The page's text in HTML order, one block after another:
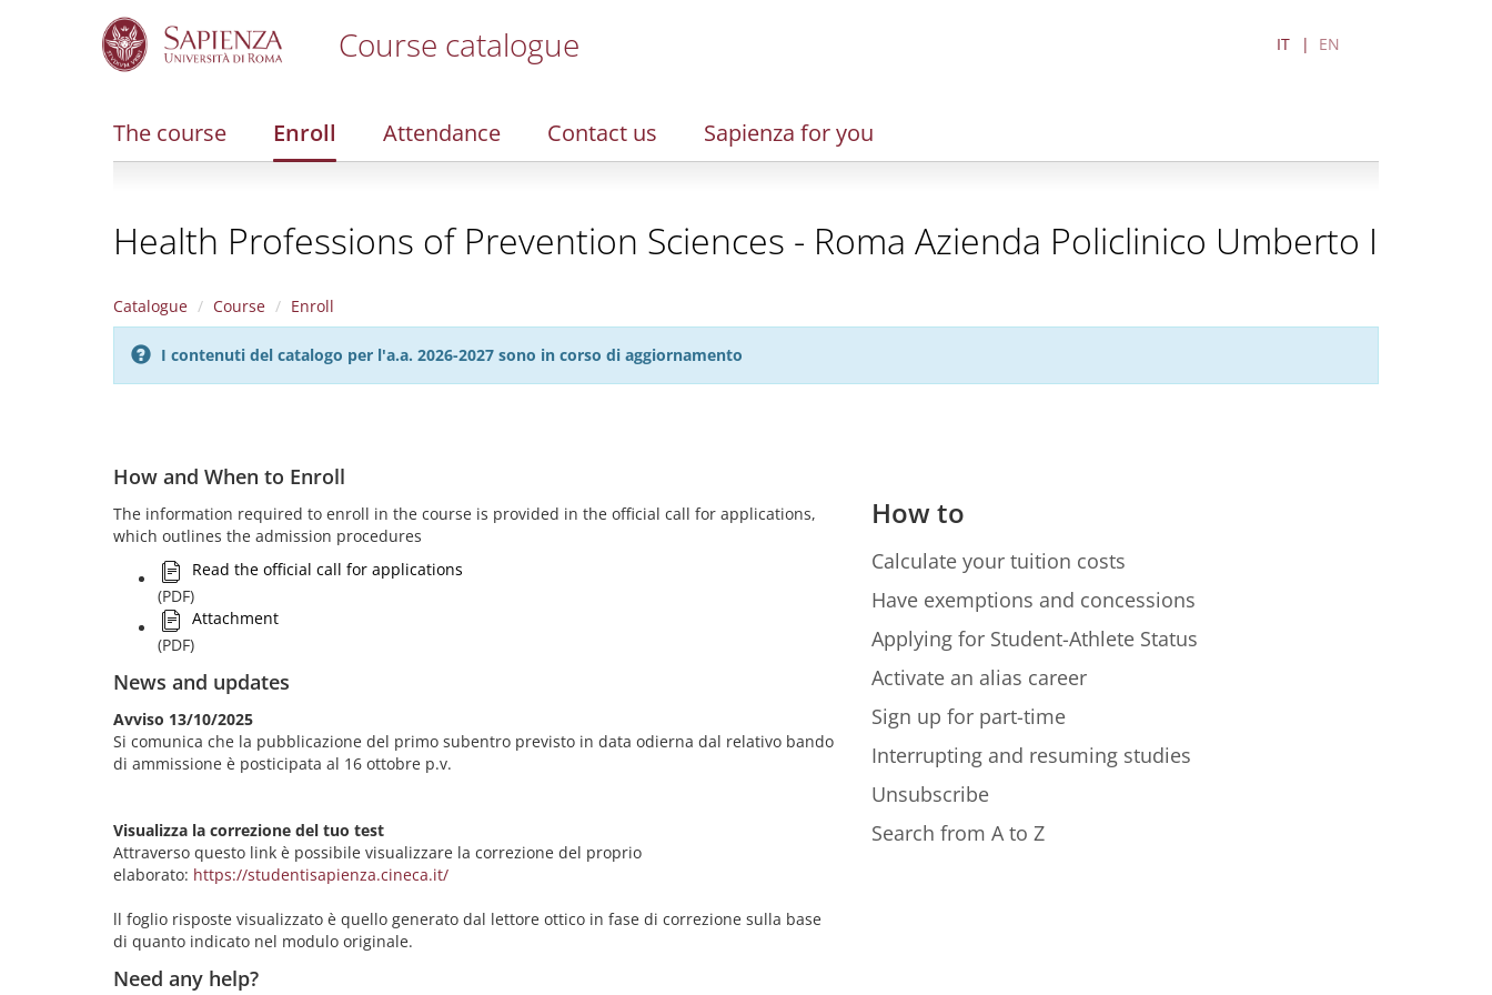
Course catalogue IT EN
The course Enroll Attendance Contact us Sapienza for you
Health Professions of Prevention Sciences - Roma Azienda Policlinico Umberto I
Catalogue Course Enroll
I contenuti del catalogo per l'a.a. 2026-2027 sono in corso di aggiornamento
How and When to Enroll
The information required to enroll in the course is provided in the official call for applications,
which outlines the admission procedures
Read the official call for applications
(PDF)
Attachment
(PDF)
News and updates
Avviso 13/10/2025
Si comunica che la pubblicazione del primo subentro previsto in data odierna dal relativo bando
di ammissione è posticipata al 16 ottobre p.v.
Visualizza la correzione del tuo test
Attraverso questo link è possibile visualizzare la correzione del proprio
elaborato: https://studentisapienza.cineca.it/
ll foglio risposte visualizzato è quello generato dal lettore ottico in fase di correzione sulla base
di quanto indicato nel modulo originale.
Need any help?
How to
Calculate your tuition costs
Have exemptions and concessions
Applying for Student-Athlete Status
Activate an alias career
Sign up for part-time
Interrupting and resuming studies
Unsubscribe
Search from A to Z